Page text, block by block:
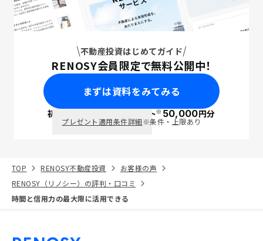
不動産投資はじめてガイド
RENOSY会員限定で無料公開中！
まずは資料をみてみる
初回面談で ポイント※50,000円分
プレゼント適用条件詳細※条件・上限あり
TOP RENOSY不動産投資
お客様の声
RENOSY（リノシー）の評判・口コミ
時間と信用力の最大限に活用できる